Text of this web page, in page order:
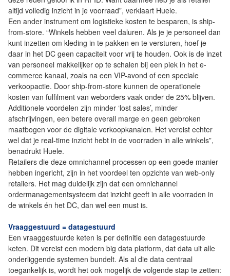
altijd volledig inzicht in je voorraad”, verklaart Huele.
Een ander instrument om logistieke kosten te besparen, is ship-
from-store. “Winkels hebben veel daluren. Als je je personeel dan
kunt inzetten om kleding in te pakken en te versturen, hoef je
daar in het DC geen capaciteit voor vrij te houden. Ook is de inzet
van personeel makkelijker op te schalen bij een piek in het e-
commerce kanaal, zoals na een VIP-avond of een speciale
verkoopactie. Door ship-from-store kunnen de operationele
kosten van fulfilment van weborders vaak onder de 25% blijven.
Additionele voordelen zijn minder ‘lost sales’, minder
afschrijvingen, een betere overall marge en geen gebroken
maatbogen voor de digitale verkoopkanalen. Het vereist echter
wel dat je real-time inzicht hebt in de voorraden in alle winkels”,
benadrukt Huele.
Retailers die deze omnichannel processen op een goede manier
hebben ingericht, zijn in het voordeel ten opzichte van web-only
retailers. Het mag duidelijk zijn dat een omnichannel
ordermanagementsysteem dat inzicht geeft in alle voorraden in
de winkels én het DC, dan wel een must is.
Vraaggestuurd = datagestuurd
Een vraaggestuurde keten is per definitie een datagestuurde
keten. Dit vereist een modern big data platform, dat data uit alle
onderliggende systemen bundelt. Als al die data centraal
toegankelijk is, wordt het ook mogelijk de volgende stap te zetten: